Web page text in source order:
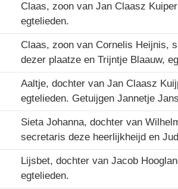
Claas, zoon van Jan Claasz
egtelieden.
Claas, zoon van Cornelis Heijnis,
dezer plaatze en Trijntje Blaauw,
Aaltje, dochter van Jan Claasz
egtelieden. Getuijgen Jannetje
Sieta Johanna, dochter van
secretaris deze heerlijkheijd en
Lijsbet, dochter van Jacob
egtelieden.